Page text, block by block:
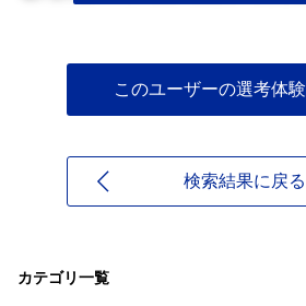
このユーザーの選考体
検索結果に戻る
カテゴリ一覧